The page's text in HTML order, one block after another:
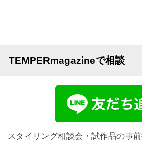
TEMPERmagazineで相談
スタイリング相談会・試作品の事